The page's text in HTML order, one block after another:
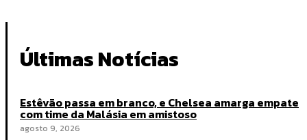
Últimas Notícias
Estêvão passa em branco, e Chelsea amarga empate
com time da Malásia em amistoso
agosto 9, 2026